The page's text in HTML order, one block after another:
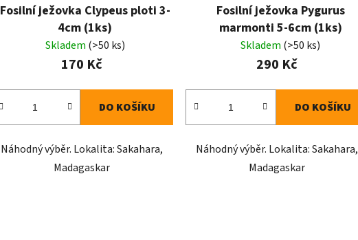
Fosilní ježovka Clypeus ploti 3-
4cm (1ks)
Skladem (>50 ks)
170 Kč
DO KOŠÍKU
Náhodný výběr. Lokalita: Sakahara,
Madagaskar
Fosilní ježovka Pygurus
marmonti 5-6cm (1ks)
Skladem (>50 ks)
290 Kč
DO KOŠÍKU
Náhodný výběr. Lokalita: Sakahara,
Madagaskar